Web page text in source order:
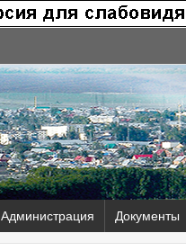
Администрация Документы